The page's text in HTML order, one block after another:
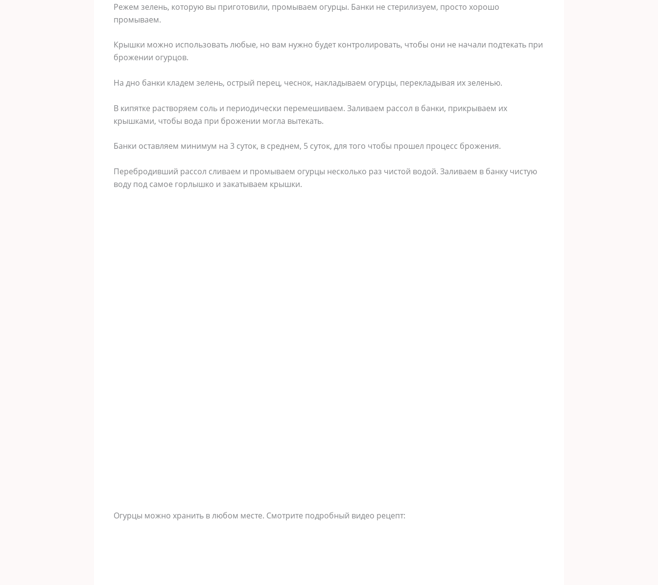
Режем зелень, которую вы приготовили, промываем огурцы. Банки не стерилизуем, просто хорошо
промываем.
Крышки можно использовать любые, но вам нужно будет контролировать, чтобы они не начали подтекать при
брожении огурцов.
На дно банки кладем зелень, острый перец, чеснок, накладываем огурцы, перекладывая их зеленью.
В кипятке растворяем соль и периодически перемешиваем. Заливаем рассол в банки, прикрываем их
крышками, чтобы вода при брожении могла вытекать.
Банки оставляем минимум на 3 суток, в среднем, 5 суток, для того чтобы прошел процесс брожения.
Перебродивший рассол сливаем и промываем огурцы несколько раз чистой водой. Заливаем в банку чистую
воду под самое горлышко и закатываем крышки.
Огурцы можно хранить в любом месте. Смотрите подробный видео рецепт: